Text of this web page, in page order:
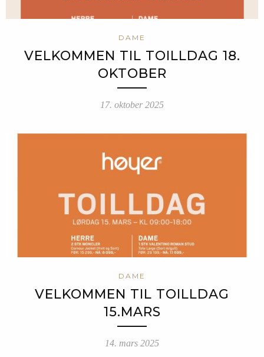
DAME
VELKOMMEN TIL TOILLDAG 18.
OKTOBER
17. oktober 2025
DAME
VELKOMMEN TIL TOILLDAG
15.MARS
14. mars 2025